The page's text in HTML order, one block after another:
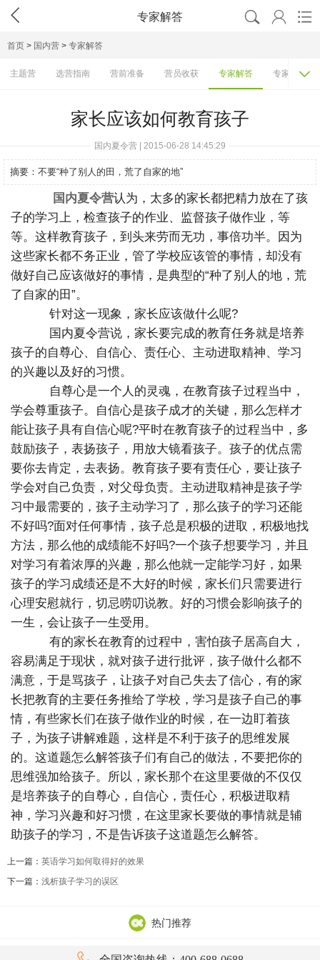
 专家解答   
首页 > 国内营 > 专家解答
主题营 选营指南 营前准备 营员收获 专家解答 专家访谈

家长应该如何教育孩子
国内夏令营 | 2015-06-28 14:45:29
摘要： 不要“种了别人的田，荒了自家的地”
国内夏令营认为，太多的家长都把精力放在了孩
子的学习上，检查孩子的作业、监督孩子做作业，等
等。这样教育孩子，到头来劳而无功，事倍功半。因为
这些家长都不务正业，管了学校应该管的事情，却没有
做好自己应该做好的事情，是典型的“种了别人的地，荒
了自家的田”。
针对这一现象，家长应该做什么呢?
国内夏令营说，家长要完成的教育任务就是培养
孩子的自尊心、自信心、责任心、主动进取精神、学习
的兴趣以及好的习惯。
自尊心是一个人的灵魂，在教育孩子过程当中，
学会尊重孩子。自信心是孩子成才的关键，那么怎样才
能让孩子具有自信心呢?平时在教育孩子的过程当中，多
鼓励孩子，表扬孩子，用放大镜看孩子。孩子的优点需
要你去肯定，去表扬。教育孩子要有责任心，要让孩子
学会对自己负责，对父母负责。主动进取精神是孩子学
习中最需要的，孩子主动学习了，那么孩子的学习还能
不好吗?面对任何事情，孩子总是积极的进取，积极地找
方法，那么他的成绩能不好吗?一个孩子想要学习，并且
对学习有着浓厚的兴趣，那么他就一定能学习好，如果
孩子的学习成绩还是不大好的时候，家长们只需要进行
心理安慰就行，切忌唠叨说教。好的习惯会影响孩子的
一生，会让孩子一生受用。
有的家长在教育的过程中，害怕孩子居高自大，
容易满足于现状，就对孩子进行批评，孩子做什么都不
满意，于是骂孩子，让孩子对自己失去了信心，有的家
长把教育的主要任务推给了学校，学习是孩子自己的事
情，有些家长们在孩子做作业的时候，在一边盯着孩
子，为孩子讲解难题，这样是不利于孩子的思维发展
的。这道题怎么解答孩子们有自己的做法，不要把你的
思维强加给孩子。所以，家长那个在这里要做的不仅仅
是培养孩子的自尊心，自信心，责任心，积极进取精
神，学习兴趣和好习惯，在这里家长要做的事情就是辅
助孩子的学习，不是告诉孩子这道题怎么解答。
上一篇： 英语学习如何取得好的效果
下一篇： 浅析孩子学习的误区
热门推荐